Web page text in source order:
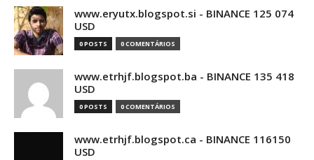
www.eryutx.blogspot.si - BINANCE 125 074
USD
0 POSTS 0 COMENTÁRIOS
www.etrhjf.blogspot.ba - BINANCE 135 418
USD
0 POSTS 0 COMENTÁRIOS
www.etrhjf.blogspot.ca - BINANCE 116150
USD